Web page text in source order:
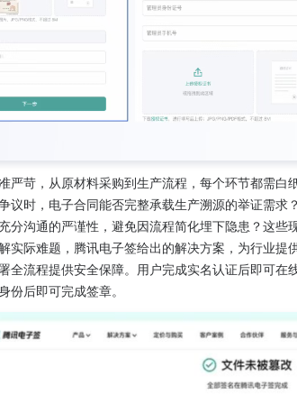
严苛，从原材料采购到生产流程，每个环节都需
议时，电子合同能否完整承载生产溯源的举证需
分沟通的严谨性，避免因流程简化埋下隐患？这些
实际难题，腾讯电子签给出的解决方案，为行业
全流程提供安全保障。用户完成实名认证后即可
份后即可完成签章。